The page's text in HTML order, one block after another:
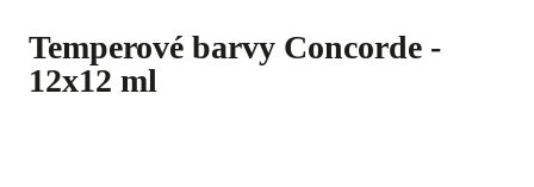
Temperové barvy Concorde -
12x12 ml